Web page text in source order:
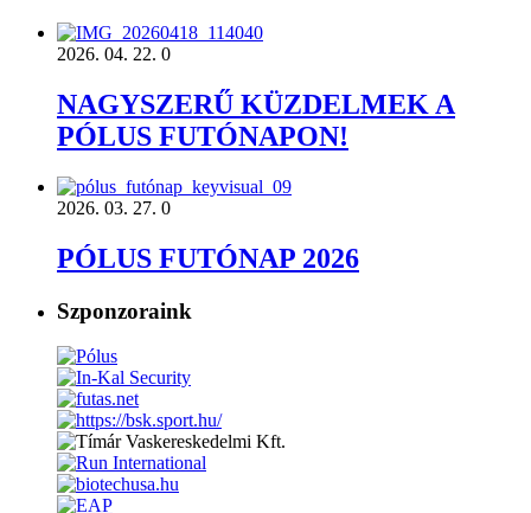
2026. 04. 22. 0
NAGYSZERŰ KÜZDELMEK A
PÓLUS FUTÓNAPON!
2026. 03. 27. 0
PÓLUS FUTÓNAP 2026
Szponzoraink